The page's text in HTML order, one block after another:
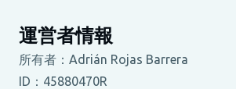
運営者情報
所有者：Adrián Rojas Barrera
ID：45880470R